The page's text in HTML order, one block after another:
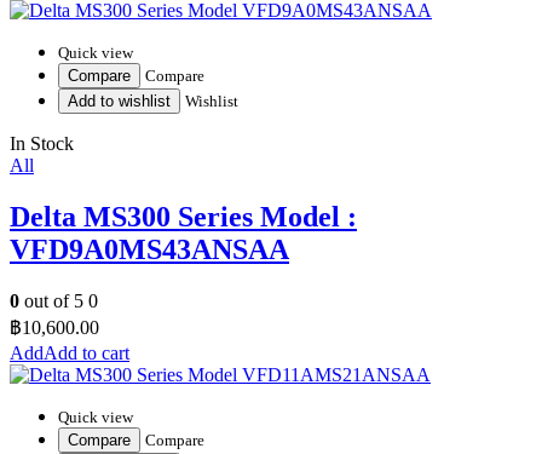
Quick view
Compare
Compare
Add to wishlist
Wishlist
In Stock
All
Delta MS300 Series Model :
VFD9A0MS43ANSAA
0 out of 5 0
฿10,600.00
Add to cart
Quick view
Compare
Compare